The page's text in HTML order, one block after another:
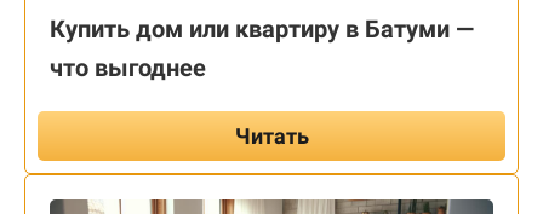
Купить дом или квартиру в Батуми —
что выгоднее
Читать